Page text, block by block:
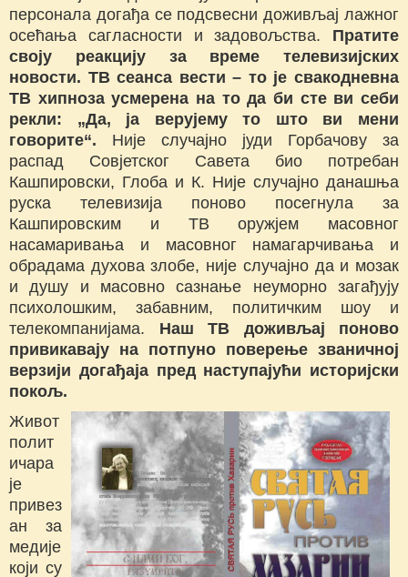
персонала догађа се подсвесни доживљај лажног
осећања сагласности и задовољства. Пратите
своју реакцију за време телевизијских
новости. ТВ сеанса вести – то је свакодневна
ТВ хипноза усмерена на то да би сте ви себи
рекли: „Да, ја верујему то што ви мени
говорите“. Није случајно јуди Горбачову за
распад Совјетског Савета био потребан
Кашпировски, Глоба и К. Није случајно данашња
руска телевизија поново посегнула за
Кашпировским и ТВ оружјем масовног
насамаривања и масовног намагарчивања и
обрадама духова злобе, није случајно да и мозак
и душу и масовно сазнање неуморно загађују
психолошким, забавним, политичким шоу и
телекомпанијама. Наш ТВ доживљај поново
привикавају на потпуно поверење званичној
верзији догађаја пред наступајући историјски
покољ.
Живот
полит
ичара
је
привез
ан за
медије
који су